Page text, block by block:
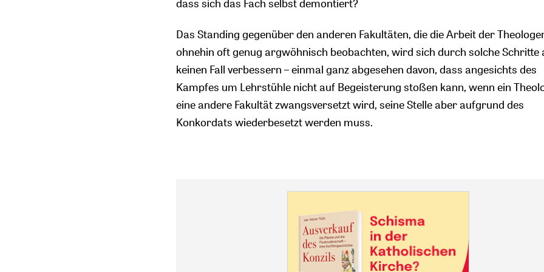
dass sich das Fach selbst demontiert?
Das Standing gegenüber den anderen Fakultäten, die die Arbeit der
ohnehin oft genug argwöhnisch beobachten, wird sich durch solche Schritte
keinen Fall verbessern – einmal ganz abgesehen davon, dass angesichts des
Kampfes um Lehrstühle nicht auf Begeisterung stoßen kann, wenn ein
eine andere Fakultät zwangsversetzt wird, seine Stelle aber aufgrund des
Konkordats wiederbesetzt werden muss.